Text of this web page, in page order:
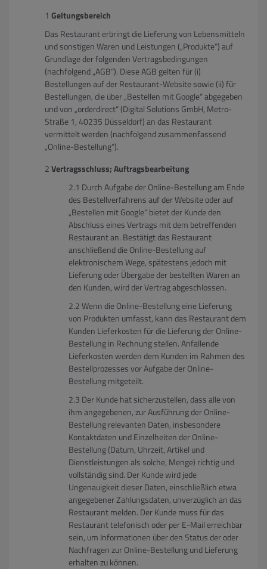
Geltungsbereich
Das Restaurant erbringt die Lieferung von Lebensmitteln
und sonstigen Waren und Leistungen („Produkte“) auf
Grundlage der folgenden Vertragsbedingungen
(nachfolgend „AGB“). Diese AGB gelten für (i)
Bestellungen auf der Restaurant-Website sowie (ii) für
Bestellungen, die über „Bestellen mit Google“ abgegeben
und von „orderdirect“ (Digital Solutions GmbH, Metro-
Straße 1, 40235 Düsseldorf) an das Restaurant
vermittelt werden (nachfolgend zusammenfassend
„Online-Bestellung“).
Vertragsschluss; Auftragsbearbeitung
Durch Aufgabe der Online-Bestellung am Ende
des Bestellverfahrens auf der Website oder auf
„Bestellen mit Google“ bietet der Kunde den
Abschluss eines Vertrags mit dem betreffenden
Restaurant an. Bestätigt das Restaurant
anschließend die Online-Bestellung auf
elektronischem Wege, spätestens jedoch mit
Lieferung oder Übergabe der bestellten Waren an
den Kunden, wird der Vertrag abgeschlossen.
Wenn die Online-Bestellung eine Lieferung
von Produkten umfasst, kann das Restaurant dem
Kunden Lieferkosten für die Lieferung der Online-
Bestellung in Rechnung stellen. Anfallende
Lieferkosten werden dem Kunden im Rahmen des
Bestellprozesses vor Aufgabe der Online-
Bestellung mitgeteilt.
Der Kunde hat sicherzustellen, dass alle von
ihm angegebenen, zur Ausführung der Online-
Bestellung relevanten Daten, insbesondere
Kontaktdaten und Einzelheiten der Online-
Bestellung (Datum, Uhrzeit, Artikel und
Dienstleistungen als solche, Menge) richtig und
vollständig sind. Der Kunde wird jede
Ungenauigkeit dieser Daten, einschließlich etwa
angegebener Zahlungsdaten, unverzüglich an das
Restaurant melden. Der Kunde muss für das
Restaurant telefonisch oder per E-Mail erreichbar
sein, um Informationen über den Status der oder
Nachfragen zur Online-Bestellung und Lieferung
erhalten zu können.